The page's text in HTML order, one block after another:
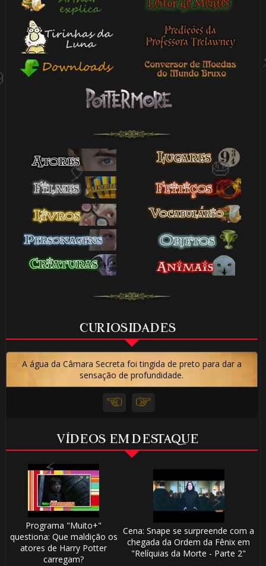
CURIOSIDADES
A água da Câmara Secreta foi tingida de preto para dar a
sensação de profundidade.
VÍDEOS EM DESTAQUE
Programa "Muito+"
questiona: Que maldição os
atores de Harry Potter
carregam?
Cena: Snape se surpreende com a
chegada da Ordem da Fênix em
"Relíquias da Morte - Parte 2"
🎈
1️⃣ 8️⃣
🎂
🎂
🎂
⚡
1️⃣ 8️⃣
1️⃣ 8️⃣
1️⃣ 8️⃣